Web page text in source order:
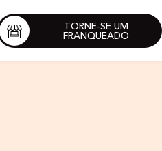
TORNE-SE UM
FRANQUEADO